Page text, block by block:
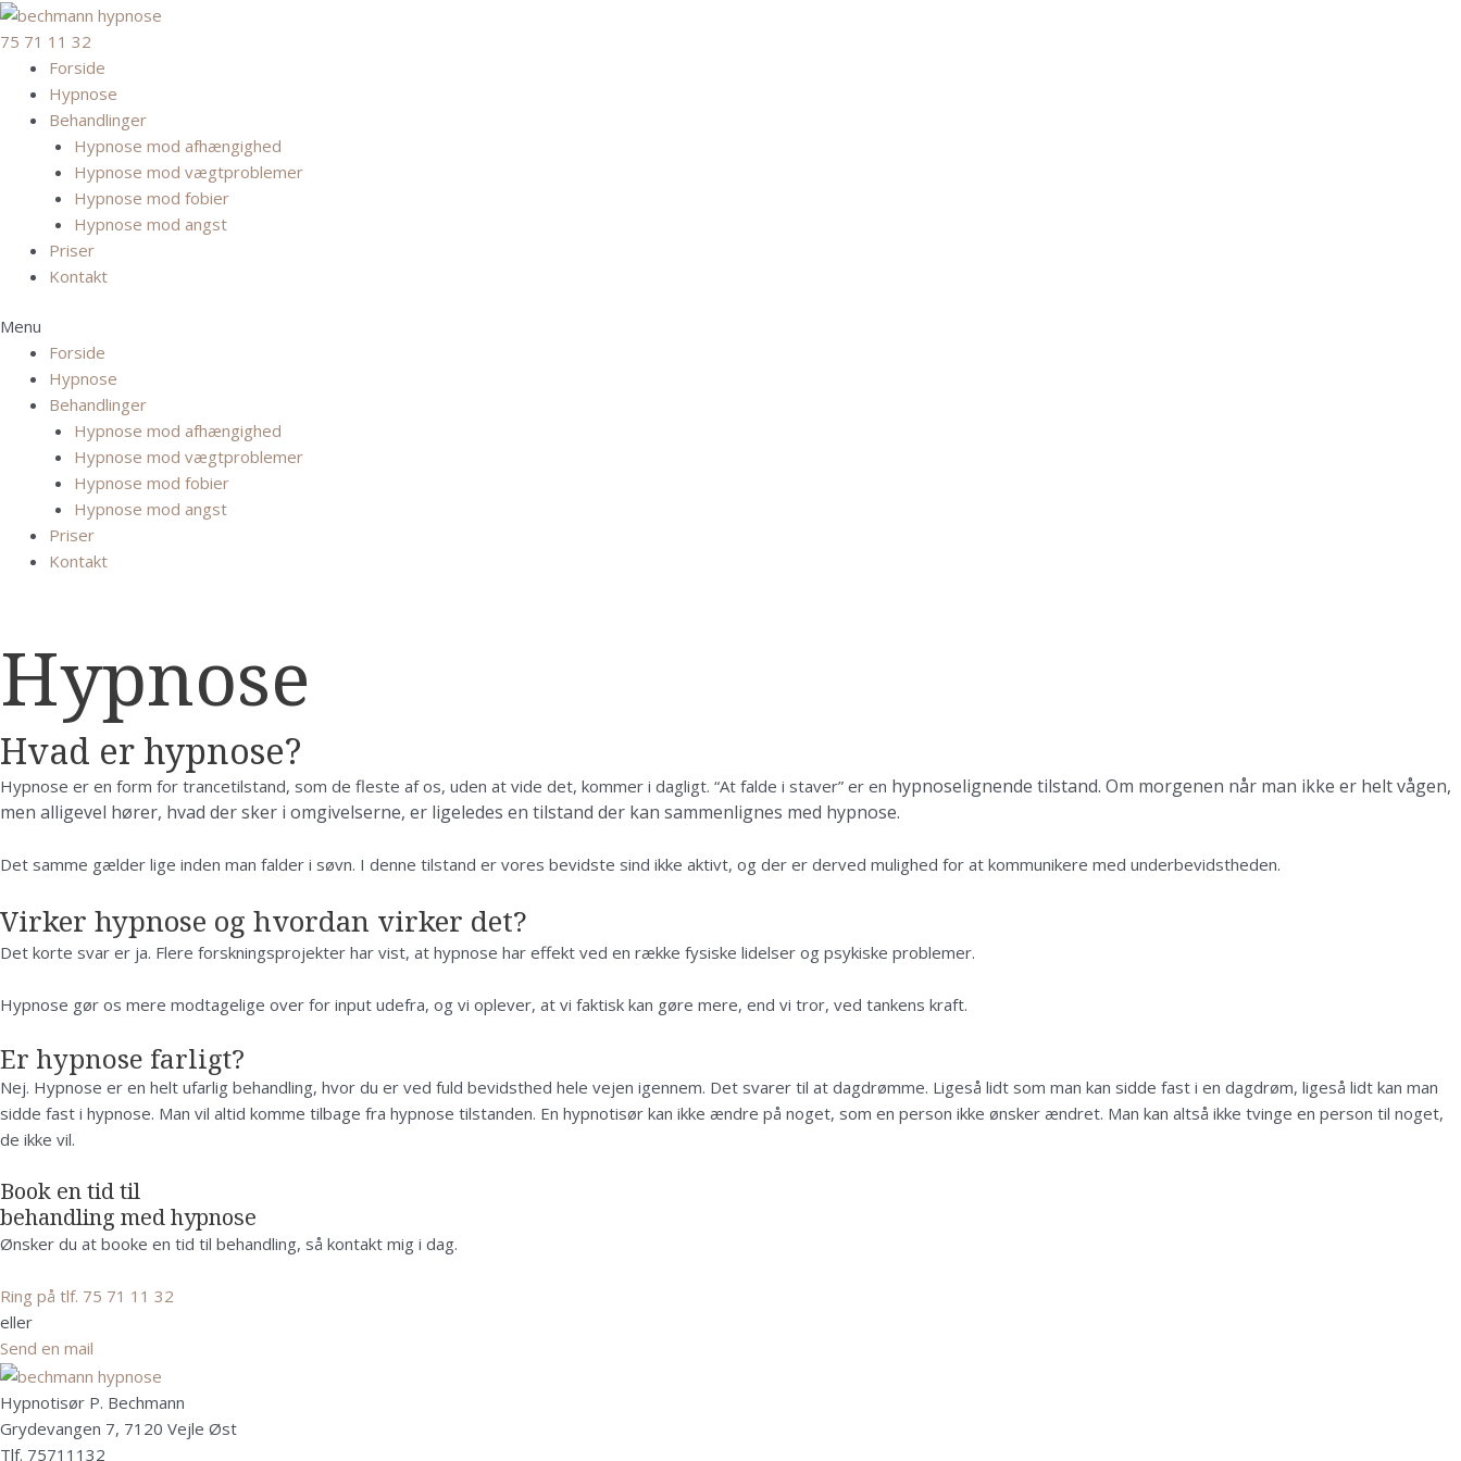
Gå
til
indholdet
75 71 11 32
Forside
Hypnose
Behandlinger
Hypnose mod afhængighed
Hypnose mod vægtproblemer
Hypnose mod fobier
Hypnose mod angst
Priser
Kontakt
Menu
Forside
Hypnose
Behandlinger
Hypnose mod afhængighed
Hypnose mod vægtproblemer
Hypnose mod fobier
Hypnose mod angst
Priser
Kontakt
Hypnose
Hvad er hypnose?
Hypnose er en form for trancetilstand, som de fleste af os, uden at vide det, kommer i dagligt. “At falde i staver” er en hypnoselignende tilstand. Om morgenen når man ikke er helt vågen,
men alligevel hører, hvad der sker i omgivelserne, er ligeledes en tilstand der kan sammenlignes med hypnose.
Det samme gælder lige inden man falder i søvn. I denne tilstand er vores bevidste sind ikke aktivt, og der er derved mulighed for at kommunikere med underbevidstheden.
Virker hypnose og hvordan virker det?
Det korte svar er ja. Flere forskningsprojekter har vist, at hypnose har effekt ved en række fysiske lidelser og psykiske problemer.
Hypnose gør os mere modtagelige over for input udefra, og vi oplever, at vi faktisk kan gøre mere, end vi tror, ved tankens kraft.
Er hypnose farligt?
Nej. Hypnose er en helt ufarlig behandling, hvor du er ved fuld bevidsthed hele vejen igennem. Det svarer til at dagdrømme. Ligeså lidt som man kan sidde fast i en dagdrøm, ligeså lidt kan man
sidde fast i hypnose. Man vil altid komme tilbage fra hypnose tilstanden. En hypnotisør kan ikke ændre på noget, som en person ikke ønsker ændret. Man kan altså ikke tvinge en person til noget,
de ikke vil.
Book en tid til
behandling med hypnose
Ønsker du at booke en tid til behandling, så kontakt mig i dag.
Ring på tlf. 75 71 11 32
eller
Send en mail
Hypnotisør P. Bechmann
Grydevangen 7, 7120 Vejle Øst
Tlf. 75711132